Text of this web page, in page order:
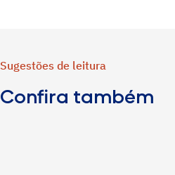
Sugestões de leitura
Confira também